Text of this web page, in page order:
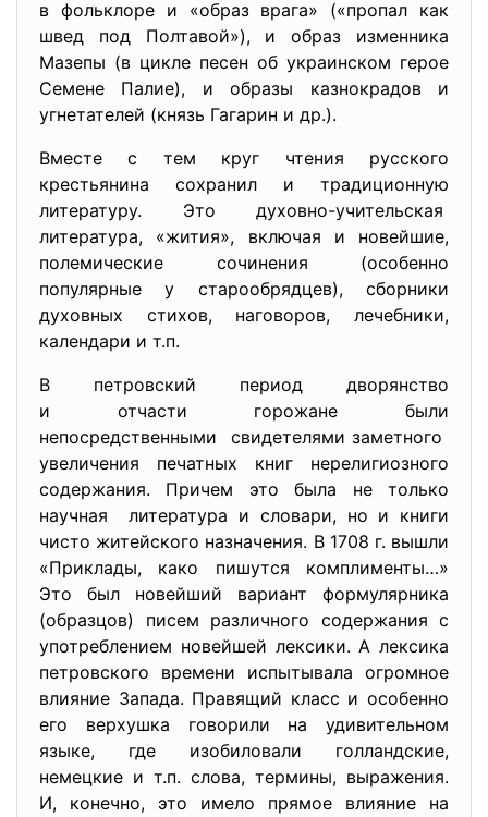
в фольклоре и «образ врага» («пропал как
швед под Полтавой»), и образ изменника
Мазепы (в цикле песен об украинском герое
Семене Палие), и образы казнокрадов и
угнетателей (князь Гагарин и др.).
Вместе с тем круг чтения русского
крестьянина сохранил и традиционную
литературу. Это духовно-учительская
литература, «жития», включая и новейшие,
полемические сочинения (особенно
популярные у старообрядцев), сборники
духовных стихов, наговоров, лечебники,
календари и т.п.
В петровский период дворянство
и отчасти горожане были
непосредственными свидетелями заметного
увеличения печатных книг нерелигиозного
содержания. Причем это была не только
научная литература и словари, но и книги
чисто житейского назначения. В 1708 г. вышли
«Приклады, како пишутся комплименты…»
Это был новейший вариант формулярника
(образцов) писем различного содержания с
употреблением новейшей лексики. А лексика
петровского времени испытывала огромное
влияние Запада. Правящий класс и особенно
его верхушка говорили на удивительном
языке, где изобиловали голландские,
немецкие и т.п. слова, термины, выражения.
И, конечно, это имело прямое влияние на